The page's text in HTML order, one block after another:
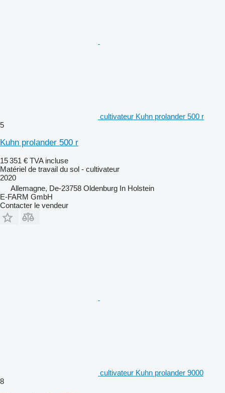
cultivateur Kuhn prolander 500 r
5
Kuhn prolander 500 r
15 351 € TVA incluse
Matériel de travail du sol - cultivateur
2020
Allemagne, De-23758 Oldenburg In Holstein
E-FARM GmbH
Contacter le vendeur
cultivateur Kuhn prolander 9000
8